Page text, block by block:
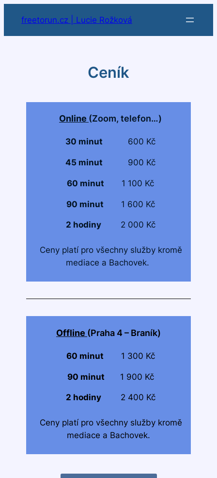
freetorun.cz | Lucie Rožková
Ceník
Online (Zoom, telefon…)
30 minut 600 Kč
45 minut 900 Kč
60 minut 1 100 Kč
90 minut 1 600 Kč
2 hodiny 2 000 Kč
Ceny platí pro všechny služby kromě
mediace a Bachovek.
Offline (Praha 4 – Braník)
60 minut 1 300 Kč
90 minut 1 900 Kč
2 hodiny 2 400 Kč
Ceny platí pro všechny služby kromě
mediace a Bachovek.